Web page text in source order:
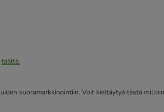
täältä.
suoramarkkinointiin. Voit kieltäytyä tästä